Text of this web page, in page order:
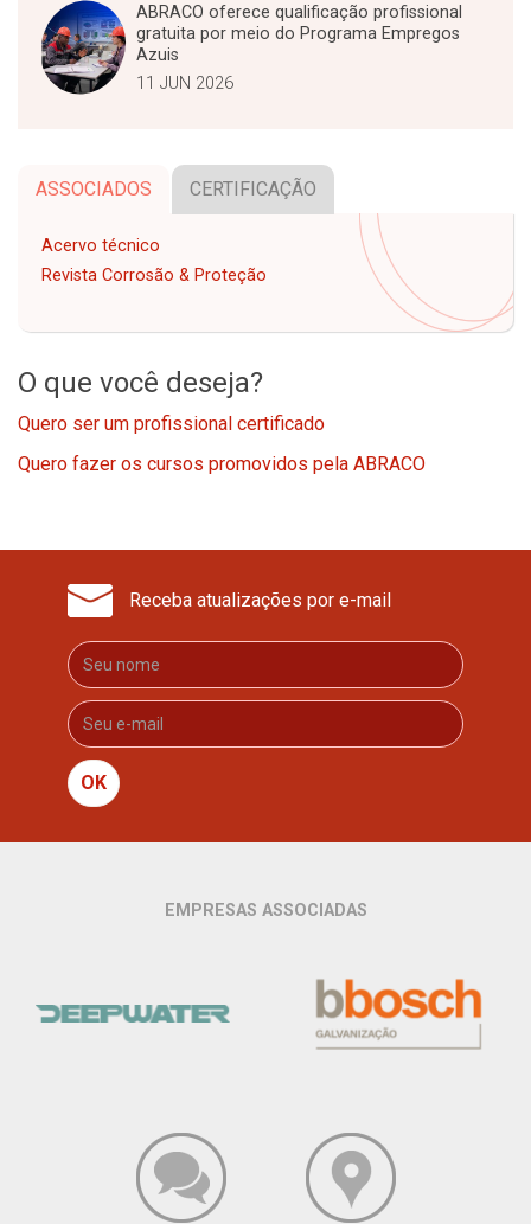
ABRACO oferece qualificação profissional
gratuita por meio do Programa Empregos
Azuis
11 JUN 2026
ASSOCIADOS CERTIFICAÇÃO
Acervo técnico
Revista Corrosão & Proteção
O que você deseja?
Quero ser um profissional certificado
Quero fazer os cursos promovidos pela ABRACO
Receba atualizações por e-mail
OK
EMPRESAS ASSOCIADAS